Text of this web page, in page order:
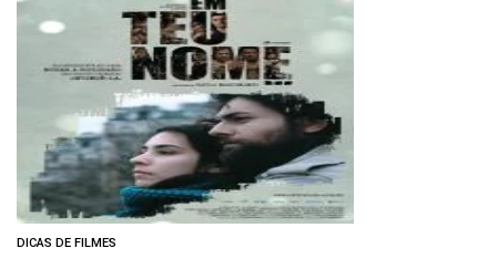
DICAS DE FILMES